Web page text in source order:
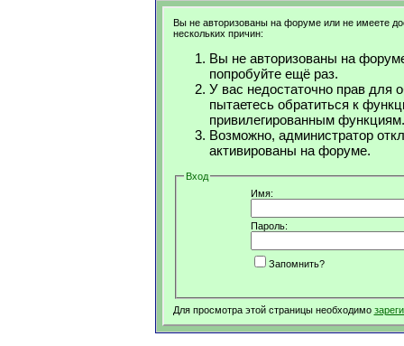
Вы не авторизованы на форуме или не имеете
нескольких причин:
Вы не авторизованы на
попробуйте ещё раз.
У вас недостаточно прав для
пытаетесь обратиться к
привилегированным функциям.
Возможно, администратор
активированы на форуме.
Вход
Имя:
Пароль:
Запомнить?
Для просмотра этой страницы необходимо